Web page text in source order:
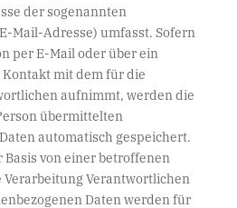
der sogenannten
Mail-Adresse) umfasst. Sofern
per E-Mail oder über ein
mit dem für die
aufnimmt, werden die
übermittelten
automatisch gespeichert.
von einer betroffenen
Verarbeitung Verantwortlichen
Daten werden für